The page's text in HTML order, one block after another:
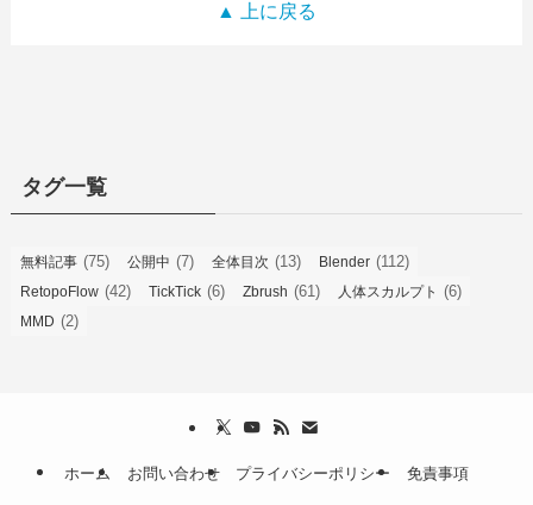
▲ 上に戻る
タグ一覧
無料記事 (75) 公開中 (7) 全体目次 (13) Blender (112)
RetopoFlow (42) TickTick (6) Zbrush (61) 人体スカルプト (6)
MMD (2)
ホーム お問い合わせ プライバシーポリシー 免責事項